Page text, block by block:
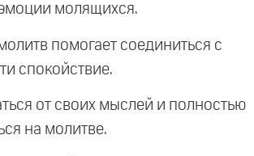
молящихся.
помогает соединиться с
спокойствие.
от своих мыслей и полностью
на молитве.